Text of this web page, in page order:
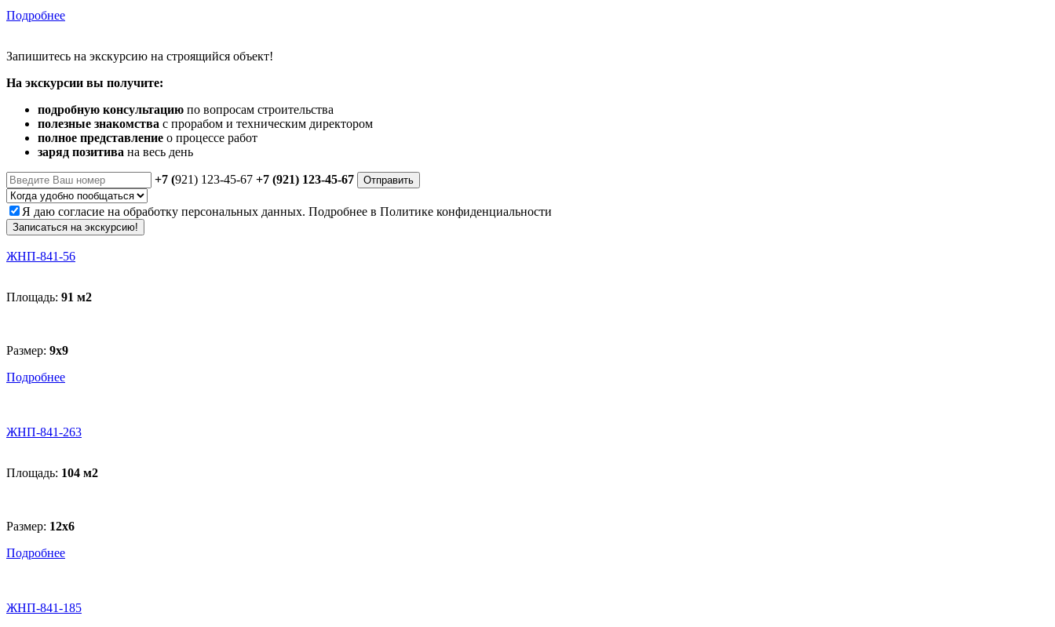
Подробнее
Запишитесь на экскурсию на строящийся объект!
На экскурсии вы получите:
подробную консультацию по вопросам строительства
полезные знакомства с прорабом и техническим директором
полное представление о процессе работ
заряд позитива на весь день
+7 (921) 123-45-67 +7 (921) 123-45-67 Отправить
Я даю согласие на обработку персональных данных. Подробнее в Политике конфиденциальности
Записаться на экскурсию!
ЖНП-841-56
Площадь: 91 м2
Размер: 9х9
Подробнее
ЖНП-841-263
Площадь: 104 м2
Размер: 12x6
Подробнее
ЖНП-841-185